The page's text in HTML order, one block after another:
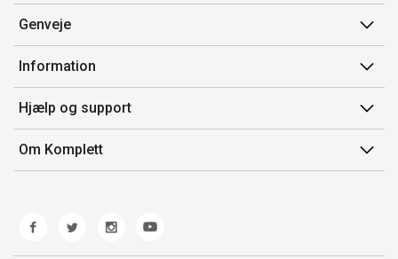
Genveje
Min side
Ordrehistorik
Gavekort
Information
Salgsbetingelser
Mærker/producent
Fortrydelsesret
Hjælp og support
Kontakt os
Kundeservice
Fejl/Mangler
Fragt og levering
Om Komplett